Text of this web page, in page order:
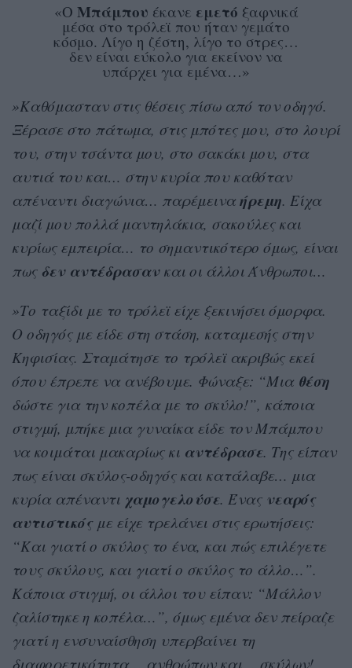
«Ο Μπάμπου έκανε εμετό ξαφνικά
μέσα στο τρόλεϊ που ήταν γεμάτο
κόσμο. Λίγο η ζέστη, λίγο το στρες…
δεν είναι εύκολο για εκείνον να
υπάρχει για εμένα…»
»Καθόμασταν στις θέσεις πίσω από τον οδηγό.
Ξέρασε στο πάτωμα, στις μπότες μου, στο λουρί
του, στην τσάντα μου, στο σακάκι μου, στα
αυτιά του και… στην κυρία που καθόταν
απέναντι διαγώνια… παρέμεινα ήρεμη. Είχα
μαζί μου πολλά μαντηλάκια, σακούλες και
κυρίως εμπειρία… το σημαντικότερο όμως, είναι
πως δεν αντέδρασανκαι οι άλλοι Άνθρωποι…
»Το ταξίδι με το τρόλεϊ είχε ξεκινήσει όμορφα.
Ο οδηγός με είδε στη στάση, καταμεσής στην
Κηφισίας. Σταμάτησε το τρόλεϊ ακριβώς εκεί
όπου έπρεπε να ανέβουμε. Φώναξε: “Μια θέση
δώστε για την κοπέλα με το σκύλο!”, κάποια
στιγμή, μπήκε μια γυναίκα είδε τον Μπάμπου
να κοιμάται μακαρίως κι αντέδρασε. Της είπαν
πως είναι σκύλος-οδηγός και κατάλαβε… μια
κυρία απέναντι χαμογελούσε. Ένας νεαρός
αυτιστικόςμε είχε τρελάνει στις ερωτήσεις:
“Και γιατί ο σκύλος το ένα, και πώς επιλέγετε
τους σκύλους, και γιατί ο σκύλος το άλλο…”.
Κάποια στιγμή, οι άλλοι του είπαν: “Μάλλον
ζαλίστηκε η κοπέλα…”, όμως εμένα δεν πείραζε
γιατί η ενσυναίσθηση υπερβαίνει τη
διαφορετικότητα… ανθρώπων και… σκύλων!